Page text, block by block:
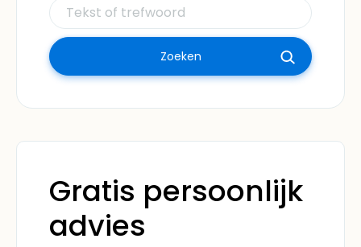
Gratis persoonlijk
advies